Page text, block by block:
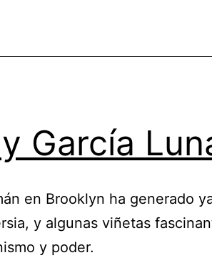
y García
en Brooklyn ha generado
y algunas viñetas
y poder.